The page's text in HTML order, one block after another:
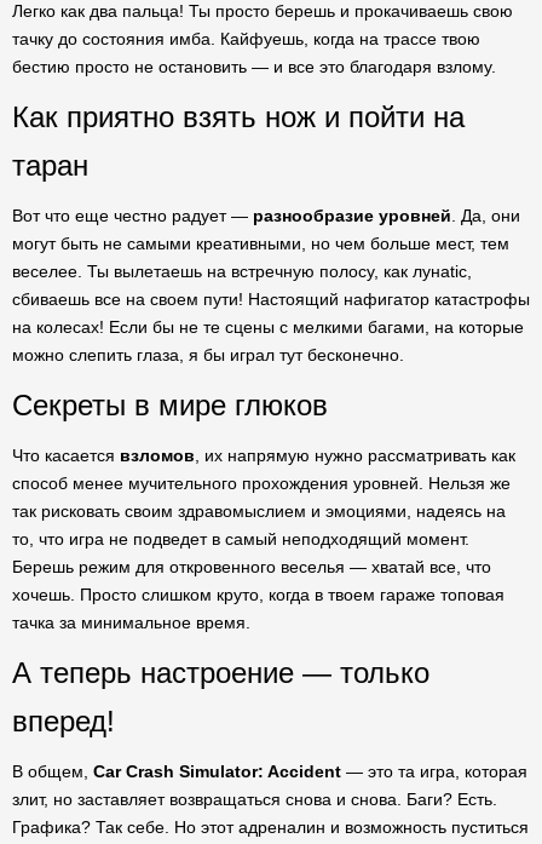
Легко как два пальца! Ты просто берешь и прокачиваешь свою
тачку до состояния имба. Кайфуешь, когда на трассе твою
бестию просто не остановить — и все это благодаря взлому.
Как приятно взять нож и пойти на
таран
Вот что еще честно радует — разнообразие уровней . Да, они
могут быть не самыми креативными, но чем больше мест, тем
веселее. Ты вылетаешь на встречную полосу, как лунatic,
сбиваешь все на своем пути! Настоящий нафигатор катастрофы
на колесах! Если бы не те сцены с мелкими багами, на которые
можно слепить глаза, я бы играл тут бесконечно.
Секреты в мире глюков
Что касается взломов , их напрямую нужно рассматривать как
способ менее мучительного прохождения уровней. Нельзя же
так рисковать своим здравомыслием и эмоциями, надеясь на
то, что игра не подведет в самый неподходящий момент.
Берешь режим для откровенного веселья — хватай все, что
хочешь. Просто слишком круто, когда в твоем гараже топовая
тачка за минимальное время.
А теперь настроение — только
вперед!
В общем, Car Crash Simulator: Accident — это та игра, которая
злит, но заставляет возвращаться снова и снова. Баги? Есть.
Графика? Так себе. Но этот адреналин и возможность пуститься